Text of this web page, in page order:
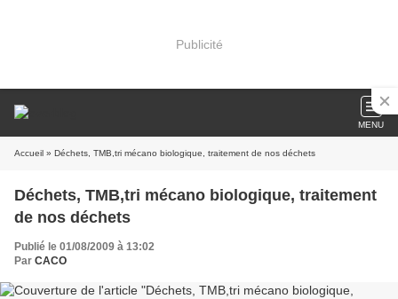
Publicité
MENU
Accueil » Déchets, TMB,tri mécano biologique, traitement de nos déchets
Déchets, TMB,tri mécano biologique, traitement
de nos déchets
Publié le 01/08/2009 à 13:02
Par CACO